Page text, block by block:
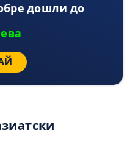
дошли до